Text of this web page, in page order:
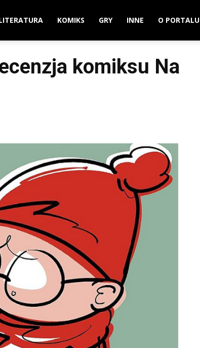
KOMIKS GRY INNE O PORTALU
komiksu Na